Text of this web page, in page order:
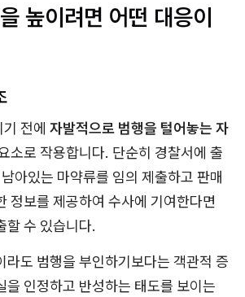
높이려면 어떤 대응이
전에 자발적으로 범행을 털어놓는 자
소로 작용합니다. 단순히 경찰서에 출
아있는 마약류를 임의 제출하고 판매
정보를 제공하여 수사에 기여한다면
할 수 있습니다.
라도 범행을 부인하기보다는 객관적 증
을 인정하고 반성하는 태도를 보이는